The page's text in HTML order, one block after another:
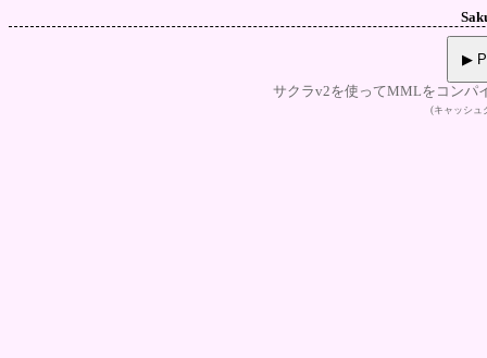
▶
サクラv2を使ってMMLをコンパ
(キャッシュ